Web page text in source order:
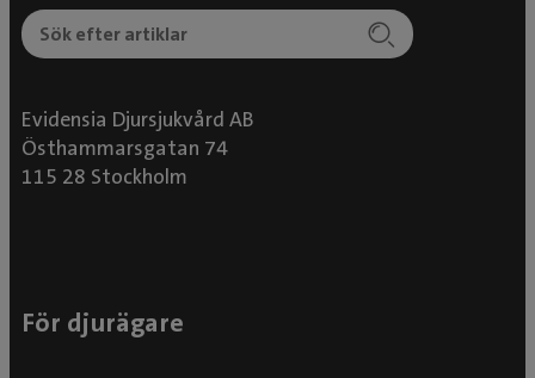
Evidensia Djursjukvård AB
Östhammarsgatan 74
115 28 Stockholm
För djurägare